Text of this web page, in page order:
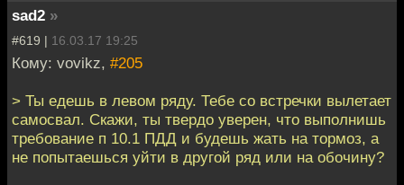
sad2 »
#619 | 16.03.17 19:25
Кому: vovikz, #205
> Ты едешь в левом ряду. Тебе со встречки вылетает
самосвал. Скажи, ты твердо уверен, что выполнишь
требование п 10.1 ПДД и будешь жать на тормоз, а
не попытаешься уйти в другой ряд или на обочину?